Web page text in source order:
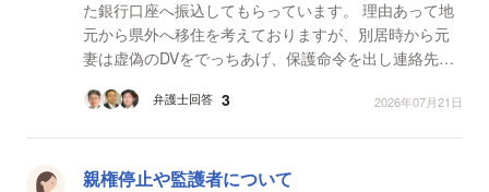
た銀行口座へ振込してもらっています。 理由あって地
元から県外へ移住を考えておりますが、別居時から元
妻は虚偽のDVをでっちあげ、保護命令を出し連絡先や
住先...
弁護士回答 3 2026年07月21日
親権停止や監護者について